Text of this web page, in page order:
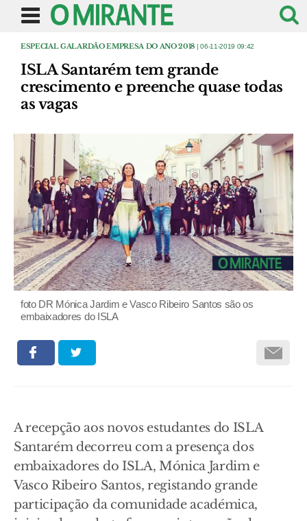
ESPECIAL GALARDÃO EMPRESA DO ANO 2018 | 06-11-2019 09:42
ISLA Santarém tem grande
crescimento e preenche quase todas
as vagas
foto DR Mónica Jardim e Vasco Ribeiro Santos são os
embaixadores do ISLA
A recepção aos novos estudantes do ISLA
Santarém decorreu com a presença dos
embaixadores do ISLA, Mónica Jardim e
Vasco Ribeiro Santos, registando grande
participação da comunidade académica,